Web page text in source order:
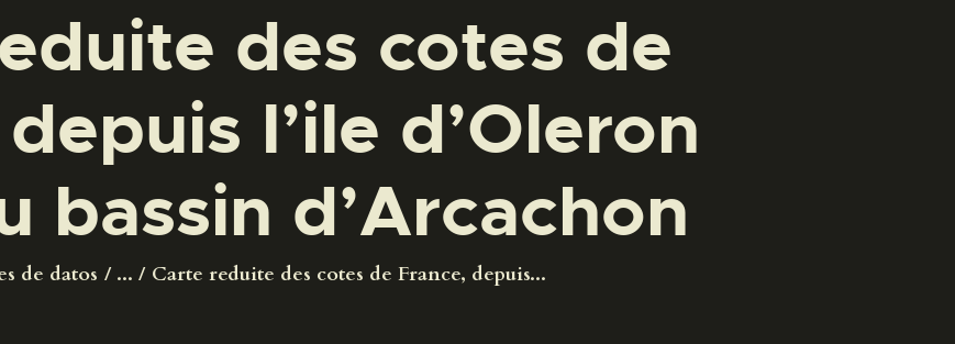
des cotes de
l’ile d’Oleron
bassin d’Arcachon
de datos ... Carte reduite des cotes de France, depuis...